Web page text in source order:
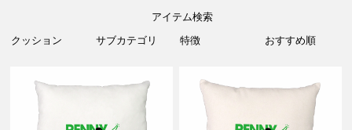
アイテム検索